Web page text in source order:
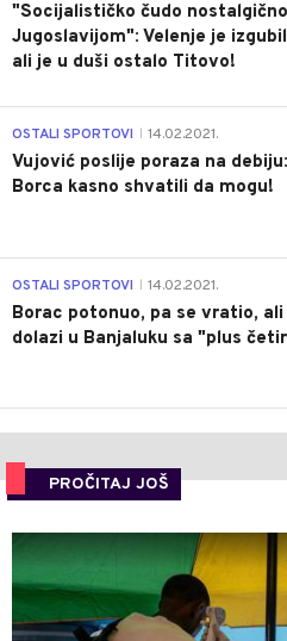
"Socijalističko čudo
Jugoslavijom": Velenje je
ali je u duši ostalo Titovo!
OSTALI SPORTOVI 14.02.2021.
Vujović poslije poraza na
Borca kasno shvatili da mogu!
OSTALI SPORTOVI 14.02.2021.
Borac potonuo, pa se vratio, ali
dolazi u Banjaluku sa "plus
PROČITAJ JOŠ